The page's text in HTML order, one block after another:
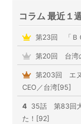
コラム 最近１
第23回 「Ｂ
第20回 台湾
第203回 エ
CEO／台湾[95]
4 35話 第83回
た！[92]